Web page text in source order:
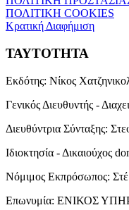
ΠΟΛΙΤΙΚΗ COOKIES
Κρατική Διαφήμιση
ΤΑΥΤΟΤΗΤΑ
Εκδότης: Νίκος
Γενικός Διευθυντής -
Διευθύντρια Σύνταξης:
Ιδιοκτησία - Δικαιούχος
Νόμιμος Εκπρόσωπος:
Επωνυμία: ΕΝΙΚΟΣ